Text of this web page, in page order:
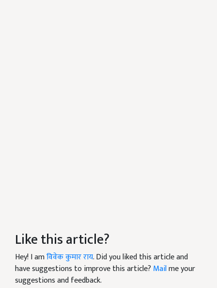
Like this article?
Hey! I amविवेक कुमार राय. Did you liked this article and
have suggestions to improve this article? Mailme your
suggestions and feedback.